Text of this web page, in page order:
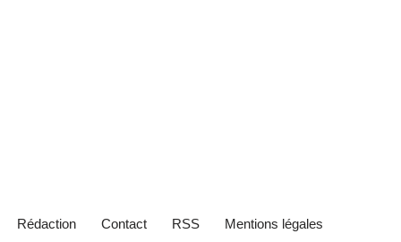
Rédaction Contact RSS Mentions légales